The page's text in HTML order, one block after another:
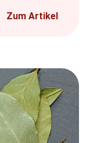
Zum Artikel